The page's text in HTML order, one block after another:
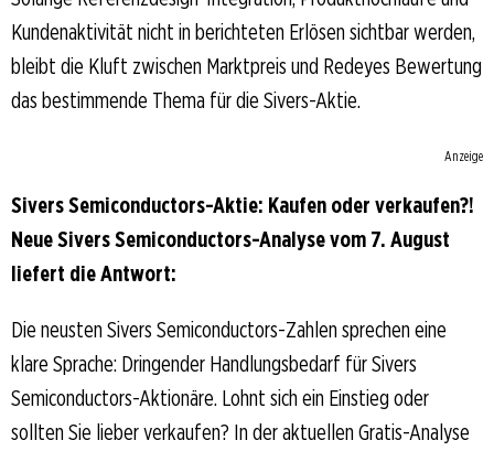
Kundenaktivität nicht in berichteten Erlösen sichtbar werden,
bleibt die Kluft zwischen Marktpreis und Redeyes Bewertung
das bestimmende Thema für die Sivers-Aktie.
Anzeige
Sivers Semiconductors-Aktie: Kaufen oder verkaufen?!
Neue Sivers Semiconductors-Analyse vom 7. August
liefert die Antwort:
Die neusten Sivers Semiconductors-Zahlen sprechen eine
klare Sprache: Dringender Handlungsbedarf für Sivers
Semiconductors-Aktionäre. Lohnt sich ein Einstieg oder
sollten Sie lieber verkaufen? In der aktuellen Gratis-Analyse